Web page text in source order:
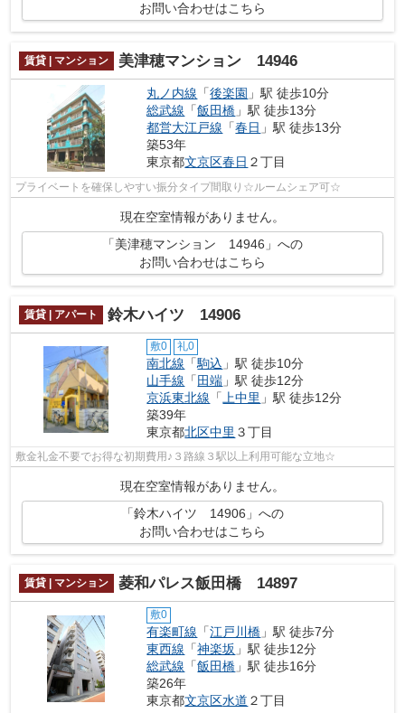
お問い合わせはこちら
賃貸 | マンション 美津穂マンション 14946
丸ノ内線 「後楽園 」駅 徒歩10分
総武線 「飯田橋 」駅 徒歩13分
都営大江戸線 「春日 」駅 徒歩13分
築53年
東京都文京区春日 ２丁目
プライベートを確保しやすい振分タイプ間取り☆ルームシェア可☆
現在空室情報がありません。
「美津穂マンション 14946」への
お問い合わせはこちら
賃貸 | アパート 鈴木ハイツ 14906
敷0 礼0
南北線 「駒込 」駅 徒歩10分
山手線 「 田端 」駅 徒歩12分
京浜東北線 「 上中里 」駅 徒歩12分
築39年
東京都北区中里 ３丁目
敷金礼金不要でお得な初期費用♪３路線３駅以上利用可能な立地☆
現在空室情報がありません。
「鈴木ハイツ 14906」への
お問い合わせはこちら
賃貸 | マンション 菱和パレス飯田橋 14897
敷0
有楽町線 「江戸川橋 」駅 徒歩7分
東西線 「神楽坂 」駅 徒歩12分
総武線 「飯田橋 」駅 徒歩16分
築26年
東京都文京区水道 ２丁目